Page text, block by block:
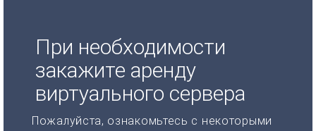
При необходимости
закажите аренду
виртуального сервера
Пожалуйста, ознакомьтесь с некоторыми